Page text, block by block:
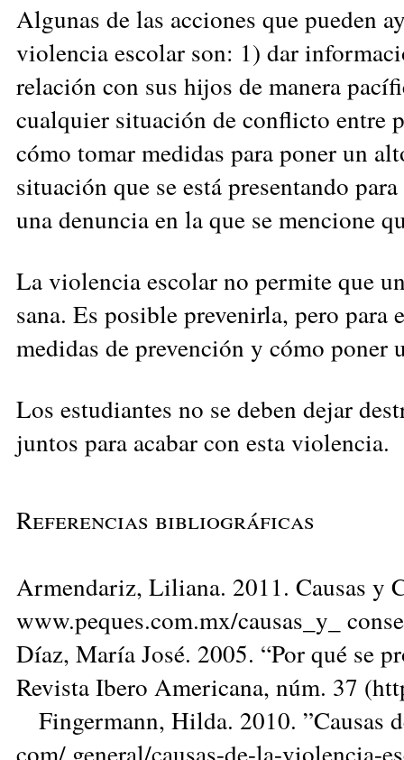
Algunas de las acciones que pueden
violencia escolar son: 1) dar
relación con sus hijos de manera
cualquier situación de conflicto entre
cómo tomar medidas para poner un
situación que se está presentando
una denuncia en la que se mencione
La violencia escolar no permite que
sana. Es posible prevenirla, pero
medidas de prevención y cómo
Los estudiantes no se deben dejar
juntos para acabar con esta violencia.
Referencias bibliográficas
Armendariz, Liliana. 2011. Causas y
www.peques.com.mx/causas_y_
Díaz, María José. 2005. “Por qué se
Revista Ibero Americana, núm. 37
Fingermann, Hilda. 2010. ”Causas
com/ general/causas-de-la-violencia-